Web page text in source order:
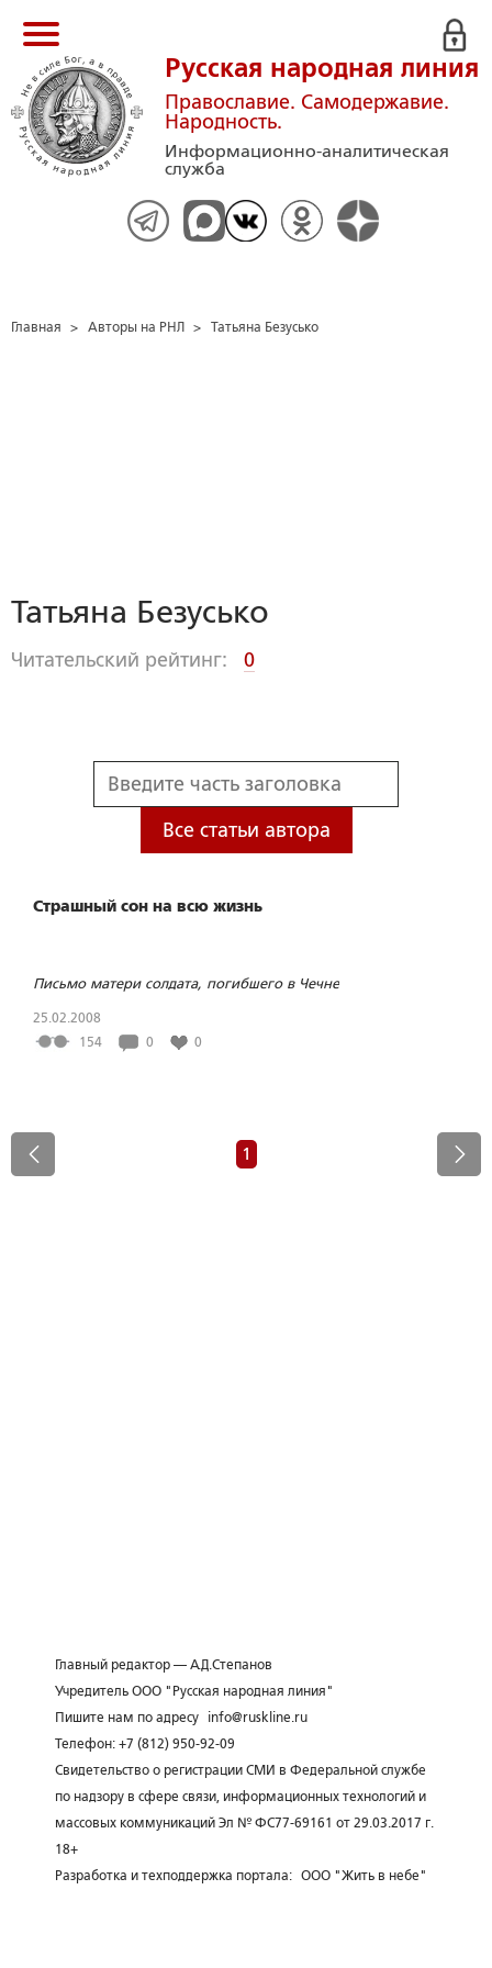
Русская народная линия
Православие. Самодержавие.
Народность.
Информационно-аналитическая
служба
Главная > Авторы на РНЛ > Татьяна Безусько
Татьяна Безусько
Читательский рейтинг: 0
Все статьи автора
Страшный сон на всю жизнь
Письмо матери солдата, погибшего в Чечне
25.02.2008
154
0 0
1
Главный редактор — А.Д.Степанов
Учредитель ООО "Русская народная линия"
Пишите нам по адресу
info@ruskline.ru
Телефон: +7 (812) 950-92-09
Свидетельство о регистрации СМИ в Федеральной службе
по надзору в сфере связи, информационных технологий и
массовых коммуникаций Эл № ФС77-69161 от 29.03.2017 г.
18+
Разработка и техподдержка портала: ООО "Жить в небе"